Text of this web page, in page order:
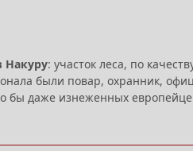
Накуру: участок леса, по
были повар, охранник,
бы даже изнеженных